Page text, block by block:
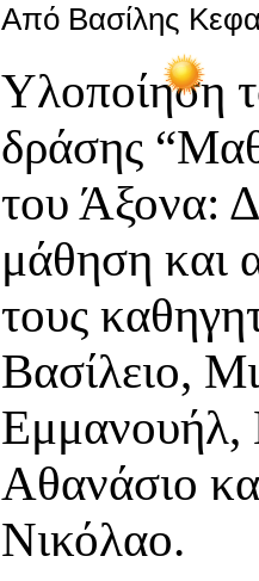
Από Βασίλης
Υλοποίηση
δράσης
του Άξονα:
μάθηση και
τους
Βασίλειο,
Εμμανουήλ,
Αθανάσιο
Νικόλαο.